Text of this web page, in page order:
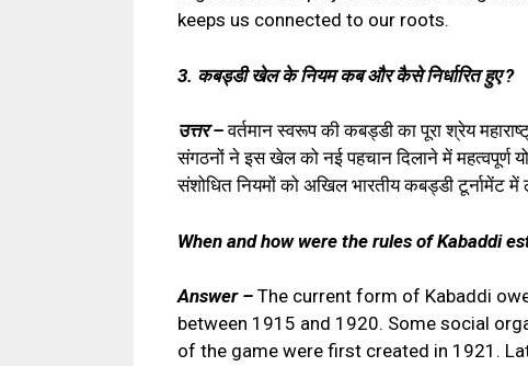
keeps us connected to our roots.
3. कबड्डी खेल के नियम कब और कैसे निर्धारित हुए ?
उत्तर –वर्तमान स्वरूप की कबड्डी का पूरा श्रेय
संगठनों ने इस खेल को नई पहचान दिलाने में महत्वपूर्ण
संशोधित नियमों को अखिल भारतीय कबड्डी टूर्नामेंट में
When and how were the rules of Kabaddi
Answer – The current form of Kabaddi
between 1915 and 1920. Some social
of the game were first created in 1921.